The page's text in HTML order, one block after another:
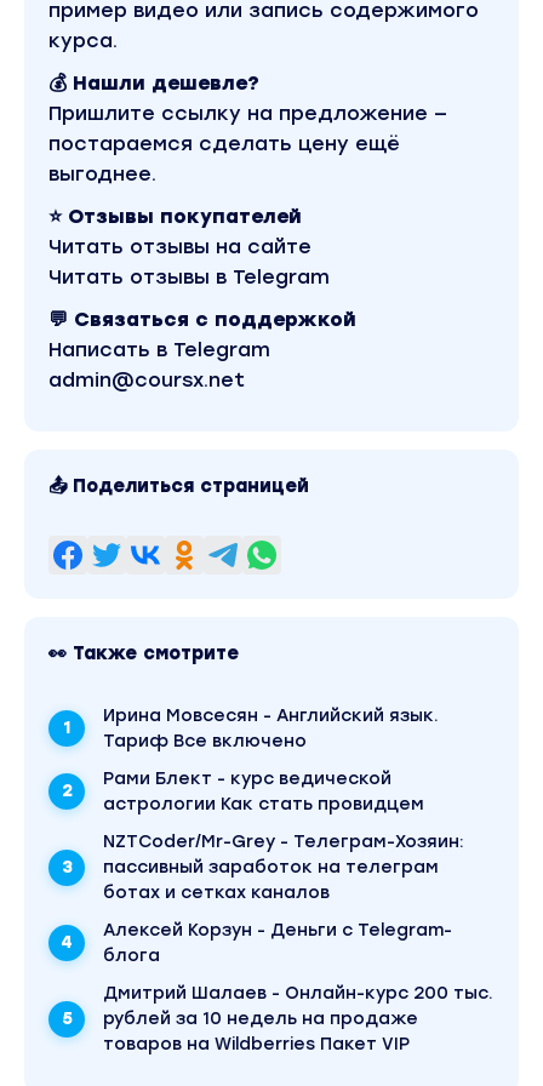
Курс с Авторской поддержкой! Можно
Без водяных знаков!
Вы находитесь на странице товара «Правильный
качестве без водяных знаков. Скриншоты
качества записи можно посмотреть выше.
В магазине Coursx.net материал доступен за 390
входит в рубрику «Бизнес, менеджмент, продажи
пример видео или запись содержимого
курса.
💰 Нашли дешевле?
Пришлите ссылку на предложение —
постараемся сделать цену ещё
выгоднее.
⭐ Отзывы покупателей
Читать отзывы на сайте
Читать отзывы в Telegram
💬 Связаться с поддержкой
Написать в Telegram
admin@coursx.net
📤 Поделиться страницей
👀 Также смотрите
Ирина Мовсесян - Английский язык.
Тариф Все включено
Рами Блект - курс ведической
астрологии Как стать провидцем
NZTCoder/Mr-Grey - Телеграм-Хозяин:
пассивный заработок на телеграм
ботах и сетках каналов
Алексей Корзун - Деньги с Telegram-
блога
Дмитрий Шалаев - Онлайн-курс 200 тыс.
рублей за 10 недель на продаже
товаров на Wildberries Пакет VIP